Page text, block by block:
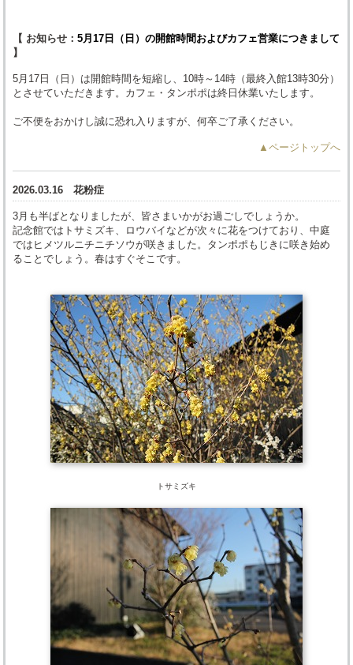
【 お知らせ：5月17日（日）の開館時間およびカフェ営業につきまして
】
5月17日（日）は開館時間を短縮し、10時～14時（最終入館13時30分）
とさせていただきます。カフェ・タンポポは終日休業いたします。
ご不便をおかけし誠に恐れ入りますが、何卒ご了承ください。
▲ページトップへ
2026.03.16花粉症
3月も半ばとなりましたが、皆さまいかがお過ごしでしょうか。
記念館ではトサミズキ、ロウバイなどが次々に花をつけており、中庭
ではヒメツルニチニチソウが咲きました。タンポポもじきに咲き始め
ることでしょう。春はすぐそこです。
トサミズキ